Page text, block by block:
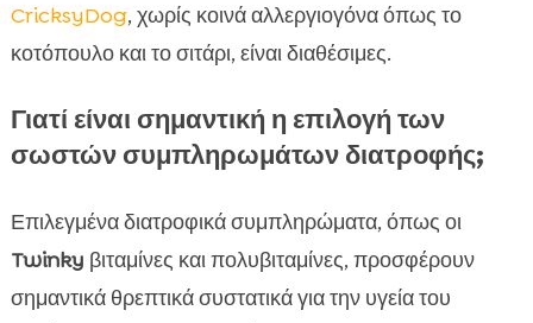
CricksyDog, χωρίς κοινά αλλεργιογόνα όπως το
κοτόπουλο και το σιτάρι, είναι διαθέσιμες.
Γιατί είναι σημαντική η επιλογή των
σωστών συμπληρωμάτων διατροφής;
Επιλεγμένα διατροφικά συμπληρώματα, όπως οι
Twinky βιταμίνες και πολυβιταμίνες, προσφέρουν
σημαντικά θρεπτικά συστατικά για την υγεία του